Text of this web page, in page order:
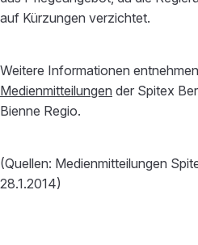
auf Kürzungen verzichtet.
Weitere Informationen
Medienmitteilungen der Spitex
Bienne Regio.
(Quellen: Medienmitteilungen
28.1.2014)